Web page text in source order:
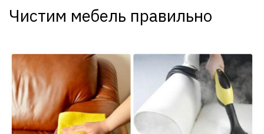
Чистим мебель правильно